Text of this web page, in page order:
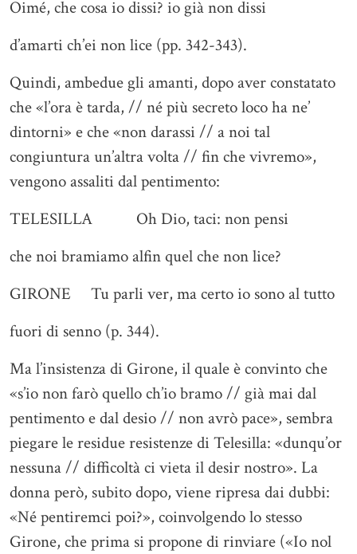
Oimé, che cosa io dissi? io già non dissi
d’amarti ch’ei non lice (pp. 342-343).
Quindi, ambedue gli amanti, dopo aver constatato
che «l’ora è tarda, // né più secreto loco ha ne’
dintorni» e che «non darassi // a noi tal
congiuntura un’altra volta // fin che vivremo»,
vengono assaliti dal pentimento:
TELESILLA Oh Dio, taci: non pensi
che noi bramiamo alfin quel che non lice?
GIRONE Tu parli ver, ma certo io sono al tutto
fuori di senno (p. 344).
Ma l’insistenza di Girone, il quale è convinto che
«s’io non farò quello ch’io bramo // già mai dal
pentimento e dal desio // non avrò pace», sembra
piegare le residue resistenze di Telesilla: «dunqu’or
nessuna // difficoltà ci vieta il desir nostro». La
donna però, subito dopo, viene ripresa dai dubbi:
«Né pentiremci poi?», coinvolgendo lo stesso
Girone, che prima si propone di rinviare («Io nol